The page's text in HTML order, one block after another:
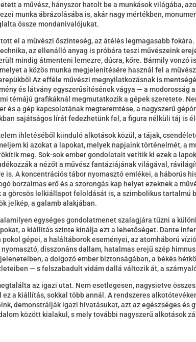
a művész, hányszor hatolt be a munkások világába,
munka ábrázolásába is, akár nagy mértékben,
össze mondanivalójukat.
el a művészi őszinteség, az átélés legmagasabb
az ellenálló anyag is próbára teszi művészeink
mindig átmenteni lemezre, dúcra, kőre. Bármily vonzó
a közös munka megjelenítésére használ fel a
Az efféle művészi megnyilatkozásnak is
és látvány egyszerűsítésének vágya — a modorosság
témájú grafikáknál megmutatkozik a gépek szeretete.
és a gép kapcsolatának megteremtése, a nagyszerű
sajátságos lírát fedezhetünk fel, a figura nélküli táj is
ihletéséből kiinduló alkotások közül, a tájak,
ki azokat a lapokat, melyek napjaink történelmét, a
meg. Sok-sok ember gondolatait vetítik ki ezek a
a nézőt a művész fantáziájának világával,
is. A koncentrációs tábor nyomasztó emlékei, a háborús
borzalmas erő és a szorongás kap helyet ezeknek a
görcsös lelkiállapot feloldását is, a szimbolikus tartalmú
jelkép, a galamb alakjában.
egységes gondolatmenet szalagjára tűzni a
a kiállítás szinte kínálja ezt a lehetőséget. Dante
gépei, a haláltáborok eseményei, az atomháború
disszonáns dallam, hatalmas erejű szép
a dolgozó ember biztonságában, a békés
— s felszabadult vidám dallá változik át, a
az igazi utat. Nem esetlegesen, nagysietve
a kiállítás, sokkal több annál. A rendszeres
demonstrálják igazi hivatásukat, azt az egészséges és
között kialakul, s mely további nagyszerű alkotások